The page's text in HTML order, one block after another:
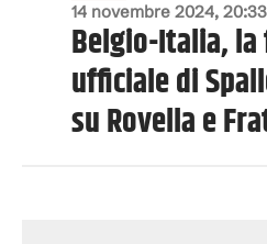
14 novembre 2024, 20:33
Belgio-Italia,
ufficiale di
su Rovella e